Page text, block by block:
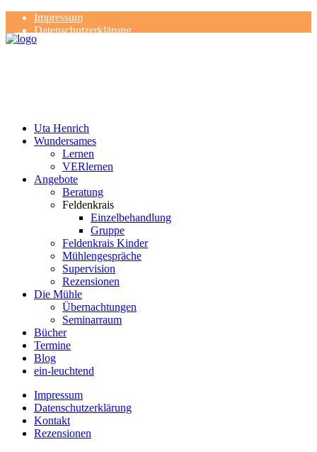
Impressum
Datenschutzerklärung
Kontakt
Uta Henrich
Wundersames
Lernen
VERlernen
Angebote
Beratung
Feldenkrais
Einzelbehandlung
Gruppe
Feldenkrais Kinder
Mühlengespräche
Supervision
Rezensionen
Die Mühle
Übernachtungen
Seminarraum
Bücher
Termine
Blog
ein-leuchtend
Impressum
Datenschutzerklärung
Kontakt
Rezensionen